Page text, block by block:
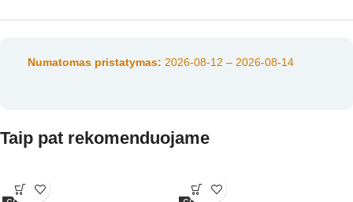
Numatomas pristatymas: 2026-08-12 – 2026-08-14
Taip pat rekomenduojame